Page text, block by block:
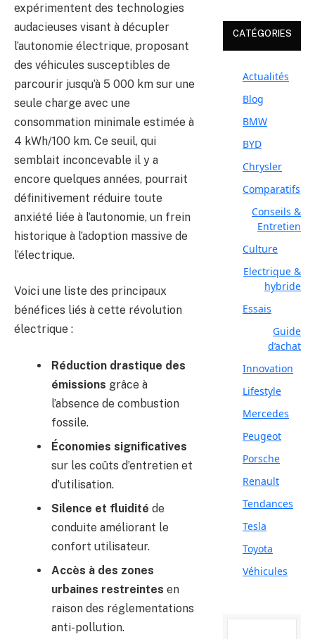
expérimentent des technologies
audacieuses visant à décupler
l’autonomie électrique, proposant
des véhicules susceptibles de
parcourir jusqu’à 5 000 km sur une
seule charge avec une
consommation minimale estimée à
4 kWh/100 km. Ce seuil, qui
semblait inconcevable il y a
encore quelques années, pourrait
définitivement réduire toute
anxiété liée à l’autonomie, un frein
historique à l’adoption massive de
l’électrique.
Voici une liste des principaux
bénéfices liés à cette révolution
électrique :
Réduction drastique des
émissions grâce à
l’absence de combustion
fossile.
Économies significatives
sur les coûts d’entretien et
d’utilisation.
Silence et fluidité de
conduite améliorant le
confort utilisateur.
Accès à des zones
urbaines restreintes en
raison des réglementations
anti-pollution.
CATÉGORIES
Actualités
Blog
BMW
BYD
Chrysler
Comparatifs
Conseils &
Entretien
Culture
Electrique &
hybride
Essais
Guide
d’achat
Innovation
Lifestyle
Mercedes
Peugeot
Porsche
Renault
Tendances
Tesla
Toyota
Véhicules